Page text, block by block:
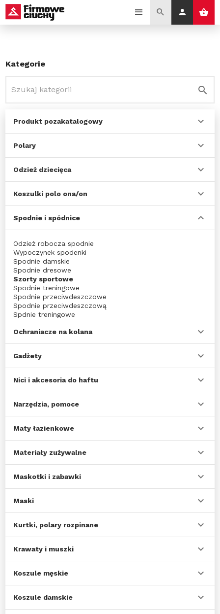
Kategorie
Produkt pozakatalogowy
Polary
Odzież dziecięca
Koszulki polo ona/on
Spodnie i spódnice
Odzież robocza spodnie
Wypoczynek spodenki
Spodnie damskie
Spodnie dresowe
Szorty sportowe
Spodnie treningowe
Spodnie przeciwdeszczowe
Spodnie przeciwdeszczową
Spdnie treningowe
Ochraniacze na kolana
Gadżety
Nici i akcesoria do haftu
Narzędzia, pomoce
Maty łazienkowe
Materiały zużywalne
Maskotki i zabawki
Maski
Kurtki, polary rozpinane
Krawaty i muszki
Koszule męskie
Koszule damskie